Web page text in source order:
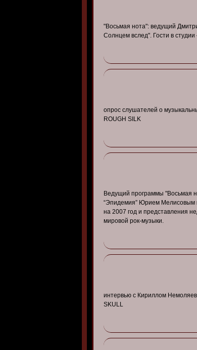
"Восьмая нота": ведущий
Солнцем вслед". Гости в
опрос слушателей о
ROUGH SILK
Ведущий программы "Восьмая
“Эпидемия” Юрием Мелисовым
на 2007 год и представления
мировой рок-музыки.
интервью с Кириллом
SKULL